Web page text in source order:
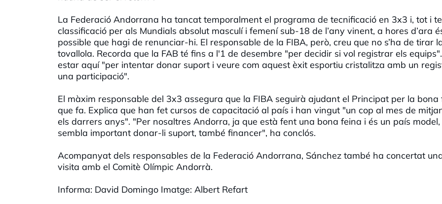
La Federació Andorrana ha tancat temporalment el programa de tecnificació en 3x3 i, tot i
classificació per als Mundials absolut masculí i femení sub-18 de l’any vinent, a hores d’ara
possible que hagi de renunciar-hi. El responsable de la FIBA, però, creu que no s’ha de tirar
tovallola. Recorda que la FAB té fins a l'1 de desembre "per decidir si vol registrar els
estar aquí "per intentar donar suport i veure com aquest èxit esportiu cristalitza amb un
una participació".
El màxim responsable del 3x3 assegura que la FIBA seguirà ajudant el Principat per la bona
que fa. Explica que han fet cursos de capacitació al país i han vingut "un cop al mes de
els darrers anys". "Per nosaltres Andorra, ja que està fent una bona feina i és un país model,
sembla important donar-li suport, també financer", ha conclós.
Acompanyat dels responsables de la Federació Andorrana, Sánchez també ha concertat
visita amb el Comitè Olímpic Andorrà.
Informa: David Domingo Imatge: Albert Refart